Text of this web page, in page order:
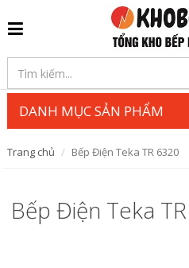
DANH MỤC SẢN PHẨM
Trang chủ Bếp Điện Teka TR 6320
Bếp Điện Teka